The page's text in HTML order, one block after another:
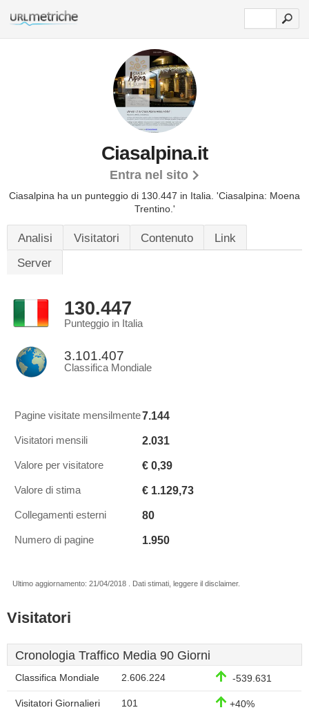
Ciasalpina.it
Entra nel sito
Ciasalpina ha un punteggio di 130.447 in Italia. 'Ciasalpina: Moena
Trentino.'
Analisi Visitatori Contenuto
Link
Server
130.447
Punteggio in Italia
3.101.407
Classifica Mondiale
Pagine visitate mensilmente7.144
Visitatori mensili 2.031
Valore per visitatore € 0,39
Valore di stima € 1.129,73
Collegamenti esterni 80
Numero di pagine 1.950
Ultimo aggiornamento: 21/04/2018 . Dati stimati, leggere il disclaimer.
Visitatori
Cronologia Traffico Media 90 Giorni
Classifica Mondiale 2.606.224 -539.631
Visitatori Giornalieri 101 +40%